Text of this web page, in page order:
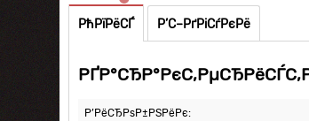
РћРїРёСЃ Р’С–РґРіСѓРєРё
Р’РёСЂРѕР±РЅРёРє: